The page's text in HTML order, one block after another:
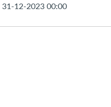
12-2023 00:00